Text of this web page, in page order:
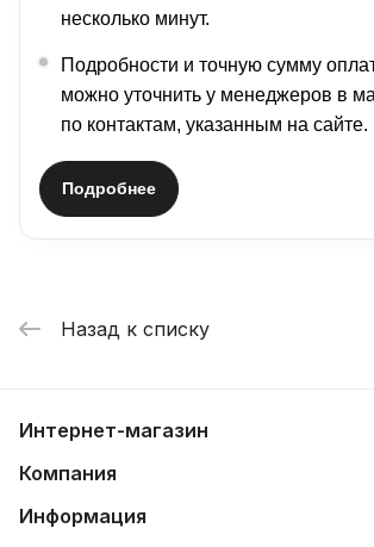
несколько минут.
Подробности и точную сумму
можно уточнить у менеджеров в
по контактам, указанным на сайте.
Подробнее
Назад к списку
Интернет-магазин
Компания
Информация